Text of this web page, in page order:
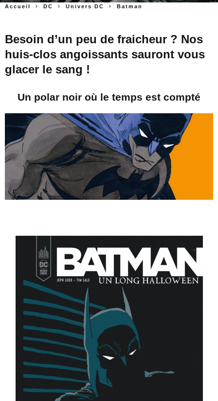
Accueil DC Univers DC Batman
Besoin d’un peu de fraicheur ? Nos
huis-clos angoissants sauront vous
glacer le sang !
Un polar noir où le temps est compté